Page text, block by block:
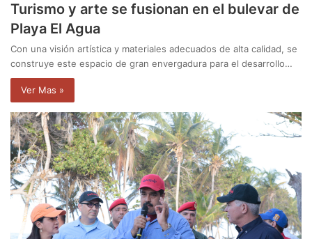
Turismo y arte se fusionan en el bulevar de
Playa El Agua
Con una visión artística y materiales adecuados de alta calidad, se
construye este espacio de gran envergadura para el desarrollo…
Ver Mas »